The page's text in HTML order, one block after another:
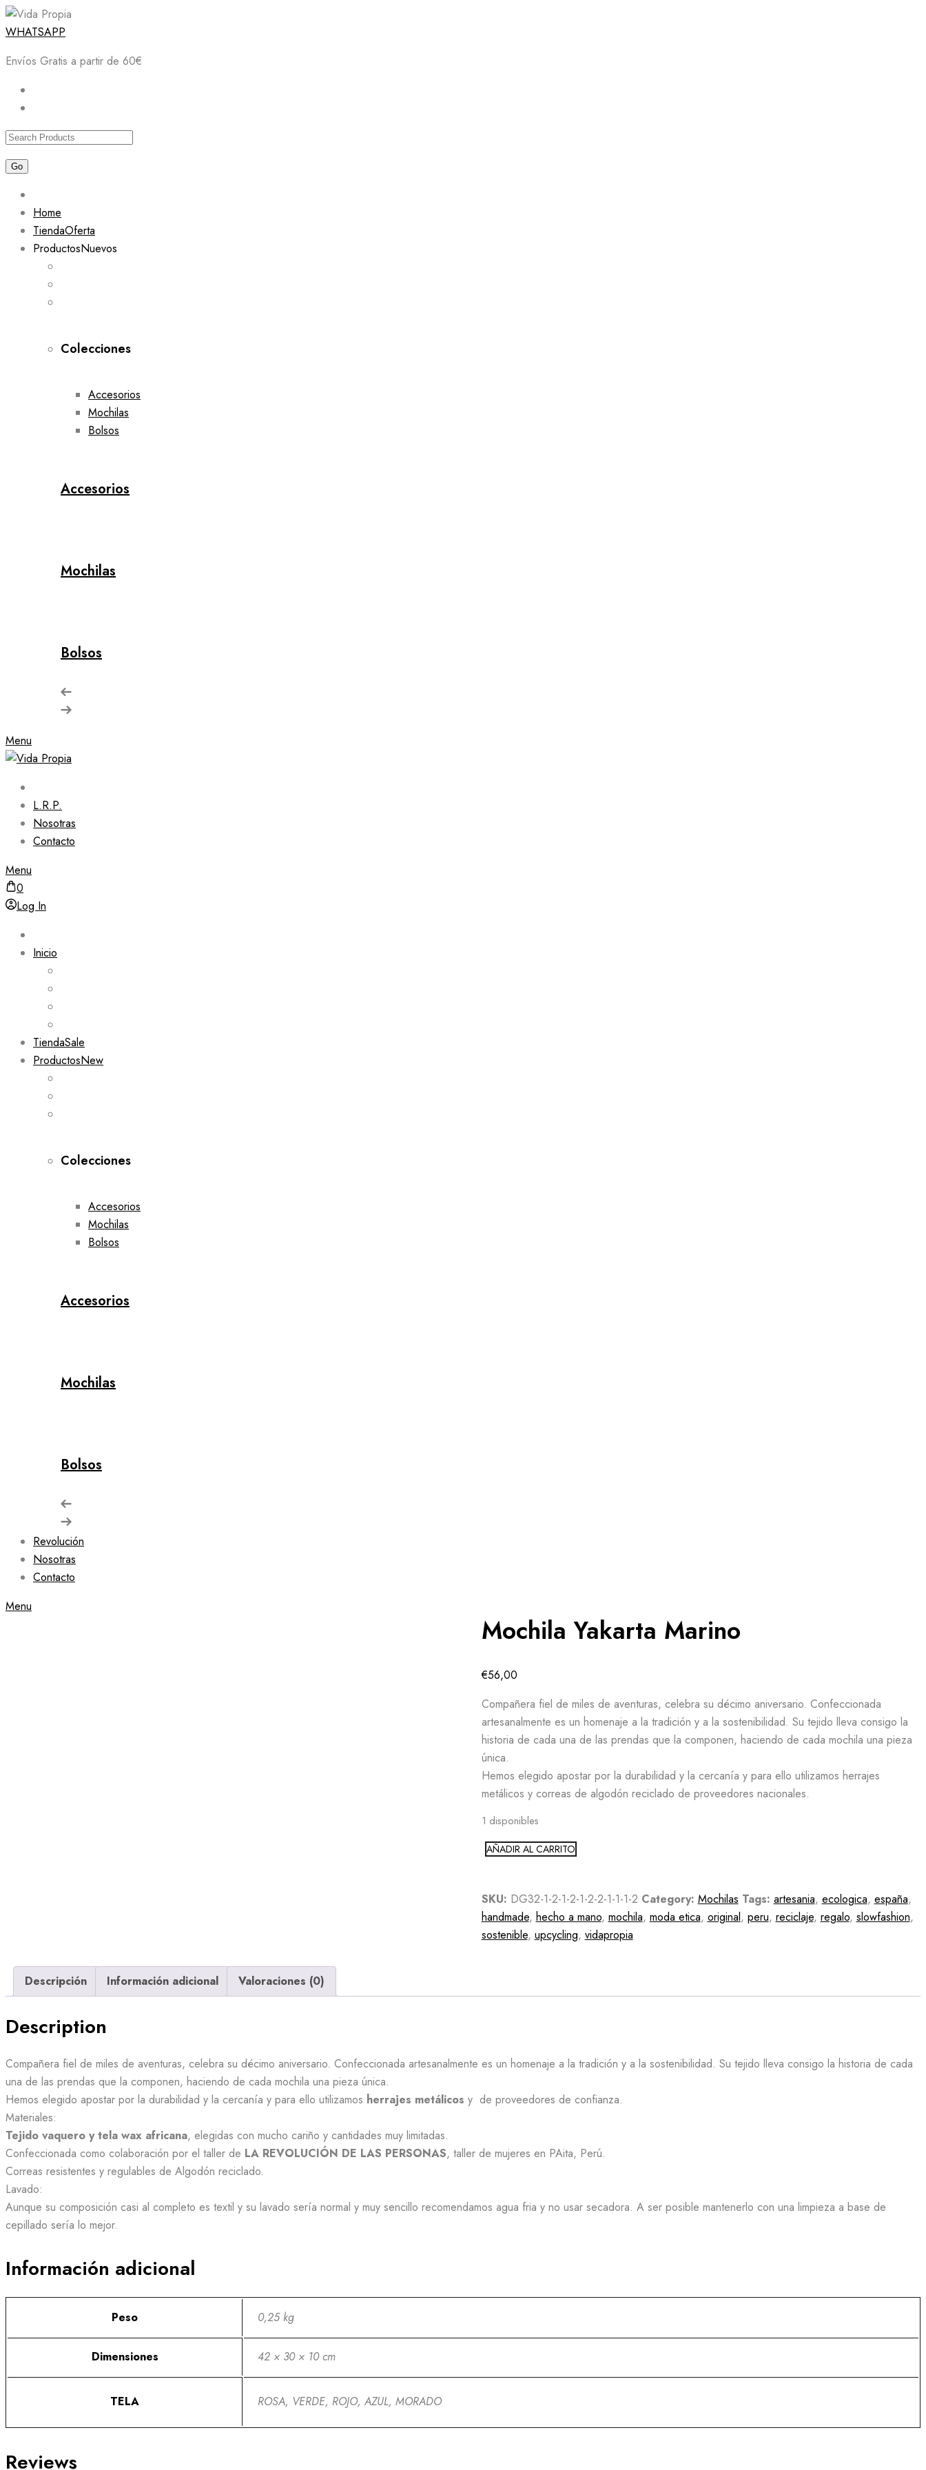
Skip
content
WHATSAPP
Envíos Gratis a partir de 60€
Home
TiendaOferta
ProductosNuevos
Colecciones
Accesorios
Mochilas
Bolsos
Accesorios
Mochilas
Bolsos
Menu
L.R.P.
Nosotras
Contacto
Menu
0
Log In
Inicio
TiendaSale
ProductosNew
Colecciones
Accesorios
Mochilas
Bolsos
Accesorios
Mochilas
Bolsos
Revolución
Nosotras
Contacto
Menu
Mochila Yakarta Marino
€56,00
Compañera fiel de miles de aventuras, celebra su décimo aniversario. Confeccionada
artesanalmente es un homenaje a la tradición y a la sostenibilidad. Su tejido lleva consigo la
historia de cada una de las prendas que la componen, haciendo de cada mochila una pieza
única.
Hemos elegido apostar por la durabilidad y la cercanía y para ello utilizamos herrajes
metálicos y correas de algodón reciclado de proveedores nacionales.
1 disponibles
AÑADIR AL CARRITO
SKU: DG32-1-2-1-2-1-2-2-1-1-1-2 Category: Mochilas Tags: artesania, ecologica, españa,
handmade, hecho a mano, mochila, moda etica, original, peru, reciclaje, regalo, slowfashion,
sostenible, upcycling, vidapropia
Descripción Información adicional Valoraciones (0)
Description
Compañera fiel de miles de aventuras, celebra su décimo aniversario. Confeccionada artesanalmente es un homenaje a la tradición y a la sostenibilidad. Su tejido lleva consigo la historia de cada
una de las prendas que la componen, haciendo de cada mochila una pieza única.
Hemos elegido apostar por la durabilidad y la cercanía y para ello utilizamos herrajes metálicos y de proveedores de confianza.
Materiales:
Tejido vaquero y tela wax africana, elegidas con mucho cariño y cantidades muy limitadas.
Confeccionada como colaboración por el taller de LA REVOLUCIÓN DE LAS PERSONAS, taller de mujeres en PAita, Perú.
Correas resistentes y regulables de Algodón reciclado.
Lavado:
Aunque su composición casi al completo es textil y su lavado sería normal y muy sencillo recomendamos agua fria y no usar secadora. A ser posible mantenerlo con una limpieza a base de
cepillado sería lo mejor.
Información adicional
Peso 0,25 kg
Dimensiones 42 × 30 × 10 cm
TELA ROSA, VERDE, ROJO, AZUL, MORADO
Reviews